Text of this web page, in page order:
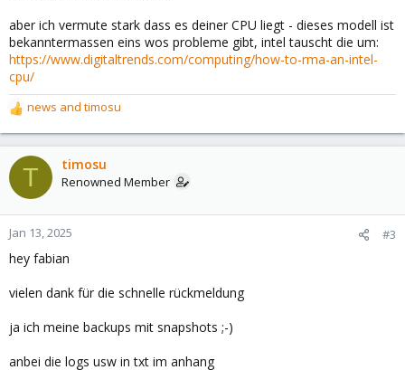
aber ich vermute stark dass es deiner CPU liegt - dieses modell ist
bekanntermassen eins wos probleme gibt, intel tauscht die um:
https://www.digitaltrends.com/computing/how-to-rma-an-intel-
cpu/
R
e
a
c
t
o
n
s
:
news and timosu
T timosu
Renowned Member
Jan 13, 2025 #3
hey fabian
vielen dank für die schnelle rückmeldung
ja ich meine backups mit snapshots ;-)
anbei die logs usw in txt im anhang